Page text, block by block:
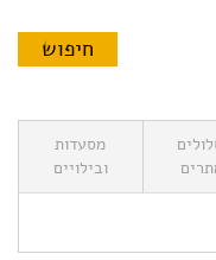
מסעדות
ובילויים